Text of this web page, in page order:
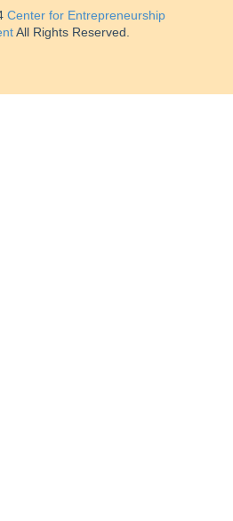
Center for Entrepreneurship
All Rights Reserved.